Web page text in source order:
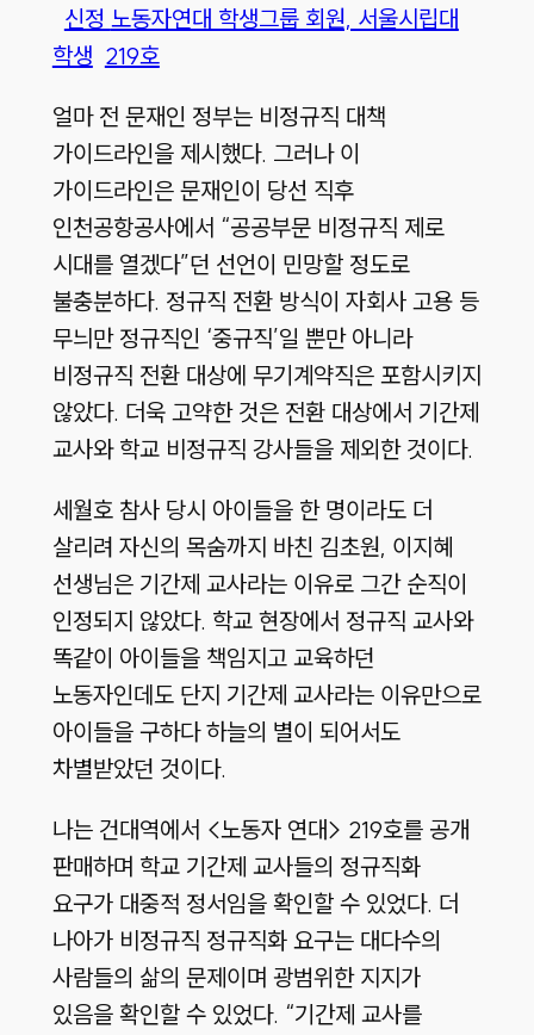
신정 노동자연대 학생그룹 회원, 서울시립대
학생 219호
얼마 전 문재인 정부는 비정규직 대책
가이드라인을 제시했다. 그러나 이
가이드라인은 문재인이 당선 직후
인천공항공사에서 “공공부문 비정규직 제로
시대를 열겠다”던 선언이 민망할 정도로
불충분하다. 정규직 전환 방식이 자회사 고용 등
무늬만 정규직인 ‘중규직’일 뿐만 아니라
비정규직 전환 대상에 무기계약직은 포함시키지
않았다. 더욱 고약한 것은 전환 대상에서 기간제
교사와 학교 비정규직 강사들을 제외한 것이다.
세월호 참사 당시 아이들을 한 명이라도 더
살리려 자신의 목숨까지 바친 김초원, 이지혜
선생님은 기간제 교사라는 이유로 그간 순직이
인정되지 않았다. 학교 현장에서 정규직 교사와
똑같이 아이들을 책임지고 교육하던
노동자인데도 단지 기간제 교사라는 이유만으로
아이들을 구하다 하늘의 별이 되어서도
차별받았던 것이다.
나는 건대역에서 <노동자 연대> 219호를 공개
판매하며 학교 기간제 교사들의 정규직화
요구가 대중적 정서임을 확인할 수 있었다. 더
나아가 비정규직 정규직화 요구는 대다수의
사람들의 삶의 문제이며 광범위한 지지가
있음을 확인할 수 있었다. “기간제 교사를